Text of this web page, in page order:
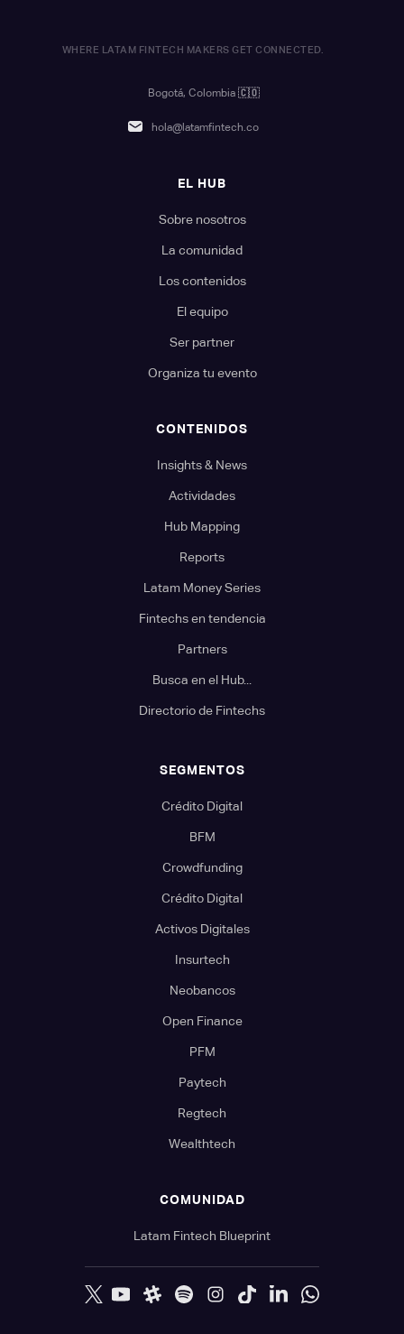
WHERE LATAM FINTECH MAKERS GET CONNECTED.
Bogotá, Colombia 🇨🇴
hola@latamfintech.co
EL HUB
Sobre nosotros
La comunidad
Los contenidos
El equipo
Ser partner
Organiza tu evento
CONTENIDOS
Insights & News
Actividades
Hub Mapping
Reports
Latam Money Series
Fintechs en tendencia
Partners
Busca en el Hub...
Directorio de Fintechs
SEGMENTOS
Crédito Digital
BFM
Crowdfunding
Crédito Digital
Activos Digitales
Insurtech
Neobancos
Open Finance
PFM
Paytech
Regtech
Wealthtech
COMUNIDAD
Latam Fintech Blueprint